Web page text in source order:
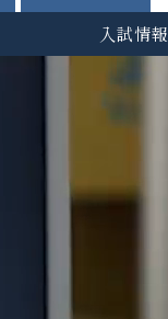
入試情報